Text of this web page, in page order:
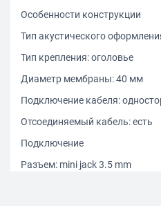
Особенности конструкции
Тип акустического
Тип крепления: оголовье
Диаметр мембраны: 40 мм
Подключение кабеля:
Отсоединяемый кабель: есть
Подключение
Разъем: mini jack 3.5 mm